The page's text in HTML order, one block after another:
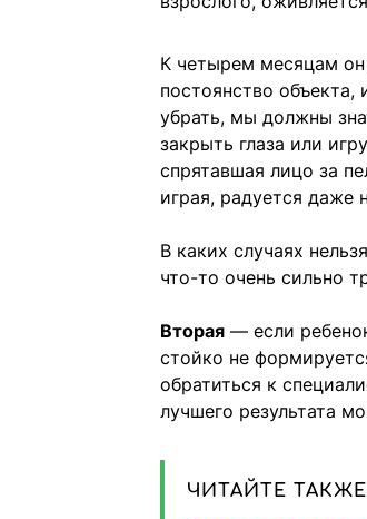
К четырем месяцам
постоянство
убрать, мы должны
закрыть глаза или
спрятавшая лицо за
играя, радуется даже
В каких случаях
что-то очень сильно
Вторая — если
стойко не
обратиться к
лучшего результата
ЧИТАЙТЕ ТАКЖЕ